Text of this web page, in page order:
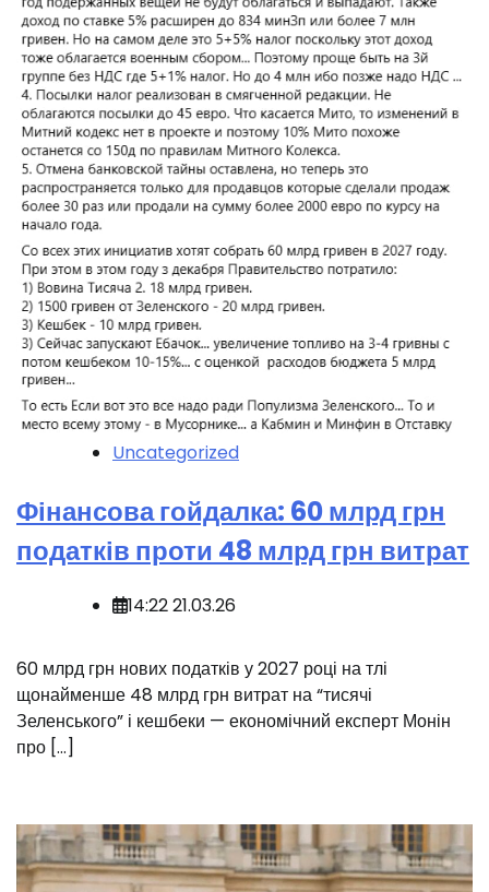
Uncategorized
Фінансова гойдалка: 60 млрд грн
податків проти 48 млрд грн витрат
14:22 21.03.26
️60 млрд грн нових податків у 2027 році на тлі
щонайменше 48 млрд грн витрат на “тисячі
Зеленського” і кешбеки — економічний експерт Монін
про […]